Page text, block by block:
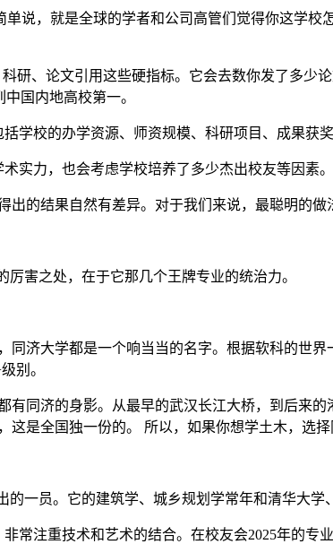
说，就是全球的学者和公司高管们觉得你这学校
研、论文引用这些硬指标。它会去数你发了多少
国内地高校第一。
学校的办学资源、师资规模、科研项目、成果获
实力，也会考虑学校培养了多少杰出校友等因素。
的结果自然有差异。对于我们来说，最聪明的做
害之处，在于它那几个王牌专业的统治力。
济大学都是一个响当当的名字。根据软科的世界
别。
同济的身影。从最早的武汉长江大桥，到后来
是全国独一份的。 所以，如果你想学土木，选
一员。它的建筑学、城乡规划学常年和清华大学
常注重技术和艺术的结合。在校友会2025年的